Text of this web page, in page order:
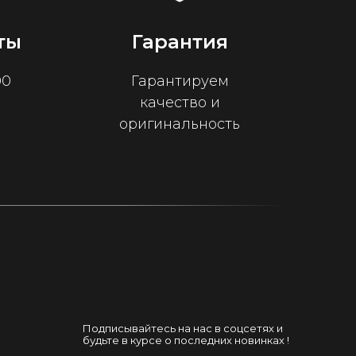
Гарантия
Гарантируем
качество и
оригинальность
Подписывайтесь на нас в соцсетях и
будьте в курсе о последних новинках !